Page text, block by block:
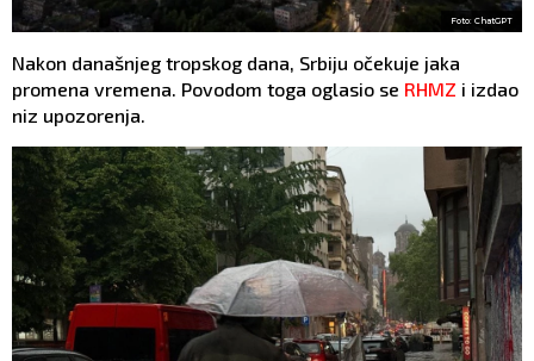
Foto: ChatGPT
Nakon današnjeg tropskog dana, Srbiju očekuje jaka
promena vremena. Povodom toga oglasio se RHMZ i izdao
niz upozorenja.